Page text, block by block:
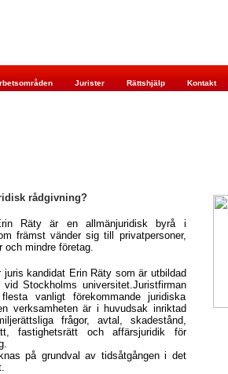
Jurister Rättshjälp Kontakt
rådgivning?
Räty är en allmänjuridisk byrå i
främst vänder sig till privatpersoner,
och mindre företag.
juris kandidat Erin Räty som är utbildad
vid Stockholms universitet.Juristfirman
vanligt förekommande juridiska
verksamheten är i huvudsak inriktad
frågor, avtal, skadestånd,
fastighetsrätt och affärsjuridik för
på grundval av tidsåtgången i det